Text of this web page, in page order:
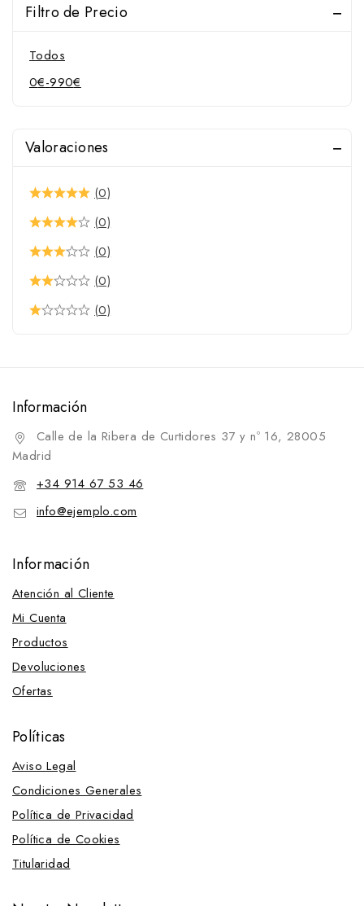
Filtro de Precio
Todos
0€-990€
Valoraciones
(0)
(0)
(0)
(0)
(0)
Información
Calle de la Ribera de Curtidores 37 y nº 16, 28005
Madrid
+34 914 67 53 46
info@ejemplo.com
Información
Atención al Cliente
Mi Cuenta
Productos
Devoluciones
Ofertas
Políticas
Aviso Legal
Condiciones Generales
Política de Privacidad
Política de Cookies
Titularidad